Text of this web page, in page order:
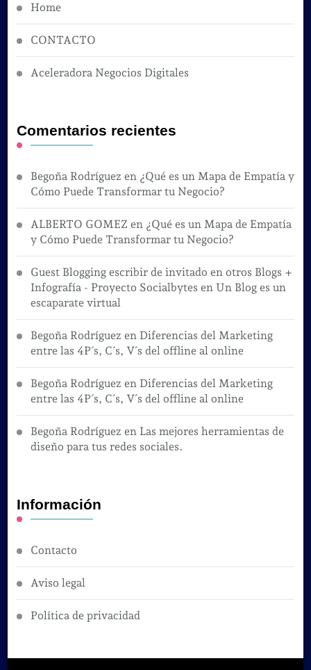
Home
CONTACTO
Aceleradora Negocios Digitales
Comentarios recientes
Begoña Rodríguez en ¿Qué es un Mapa de Empatía y
Cómo Puede Transformar tu Negocio?
ALBERTO GOMEZ en ¿Qué es un Mapa de Empatía
y Cómo Puede Transformar tu Negocio?
Guest Blogging escribir de invitado en otros Blogs +
Infografía - Proyecto Socialbytes en Un Blog es un
escaparate virtual
Begoña Rodríguez en Diferencias del Marketing
entre las 4P´s, C´s, V´s del offline al online
Begoña Rodríguez en Diferencias del Marketing
entre las 4P´s, C´s, V´s del offline al online
Begoña Rodríguez en Las mejores herramientas de
diseño para tus redes sociales.
Información
Contacto
Aviso legal
Política de privacidad